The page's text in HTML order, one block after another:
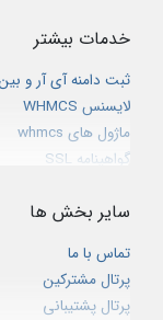
نمایندگی ثبت دامنه
خدمات بیشتر
ثبت دامنه آی آر و
لایسنس WHMCS
ماژول های whmcs
گواهینامه SSL
سئو و بهینه سازی
لایسنس پلسک
پلن‌های سرور مجازی
سایر بخش ها
تماس با ما
پرتال مشترکین
پرتال پشتیبانی